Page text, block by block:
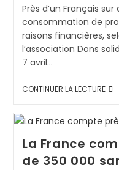
Près d’un Français
consommation de
raisons financières,
l’association Dons
7 avril…
CONTINUER LA LECTURE
La France
de 350 000